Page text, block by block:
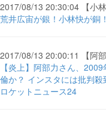
2017/08/13 20:30:04 【小林
荒井広宙が銀！小林快が銅
2017/08/13 20:00:11 【阿部
【炎上】阿部力さん、
倫か？ インスタには批判
ロケットニュース24